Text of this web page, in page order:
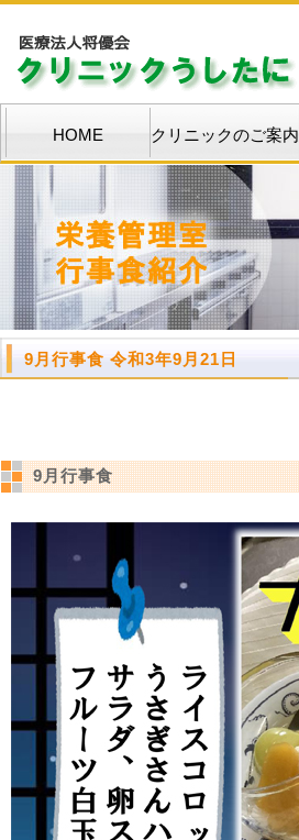
HOME クリニックのご案内
9月行事食 令和3年9月21日
9月行事食